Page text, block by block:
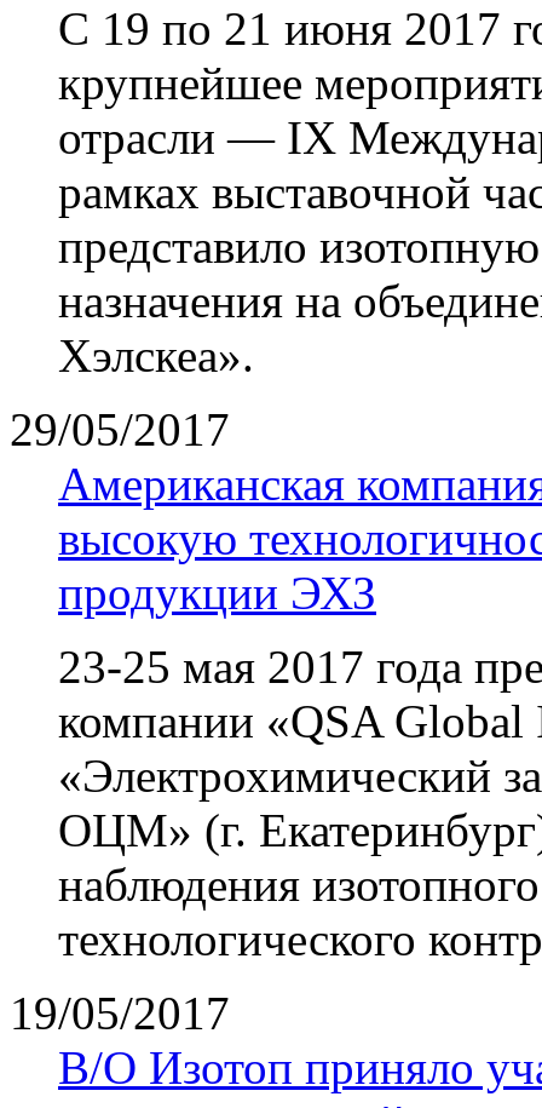
С 19 по 21 июня 2017
крупнейшее
отрасли — IX
рамках выставочной
представило
назначения на
Хэлскеа».
29/05/2017
Американская
высокую
продукции ЭХЗ
23-25 мая 2017 года
компании «QSA
«Электрохимический
ОЦМ» (г.
наблюдения
технологического
19/05/2017
В/О Изотоп приняло